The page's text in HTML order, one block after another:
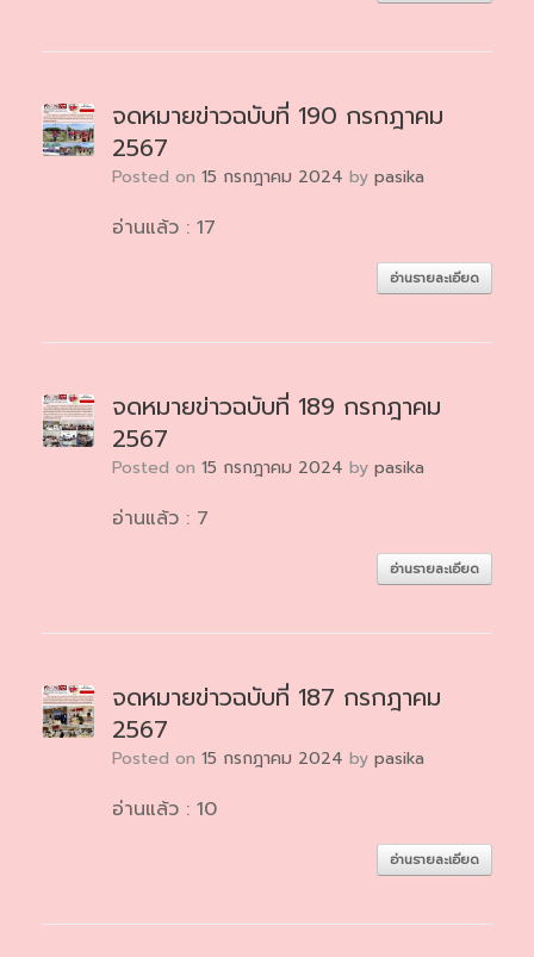
จดหมายข่าวฉบับที่ 190 กรกฎาคม
2567
Posted on 15 กรกฎาคม 2024 by pasika
อ่านแล้ว : 17
อ่านรายละเอียด
จดหมายข่าวฉบับที่ 189 กรกฎาคม
2567
Posted on 15 กรกฎาคม 2024 by pasika
อ่านแล้ว : 7
อ่านรายละเอียด
จดหมายข่าวฉบับที่ 187 กรกฎาคม
2567
Posted on 15 กรกฎาคม 2024 by pasika
อ่านแล้ว : 10
อ่านรายละเอียด